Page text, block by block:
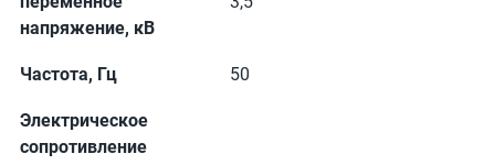
напряжение, кВ
Частота, Гц 50
Электрическое
сопротивление